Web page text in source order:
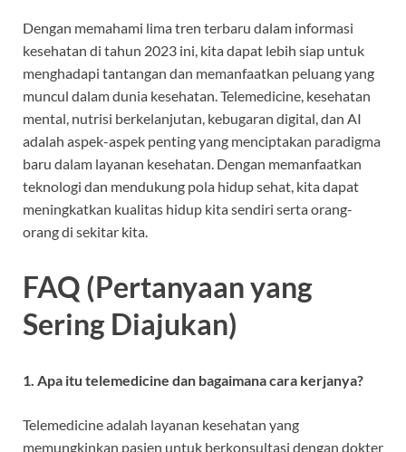
Dengan memahami lima tren terbaru dalam informasi
kesehatan di tahun 2023 ini, kita dapat lebih siap untuk
menghadapi tantangan dan memanfaatkan peluang yang
muncul dalam dunia kesehatan. Telemedicine, kesehatan
mental, nutrisi berkelanjutan, kebugaran digital, dan AI
adalah aspek-aspek penting yang menciptakan paradigma
baru dalam layanan kesehatan. Dengan memanfaatkan
teknologi dan mendukung pola hidup sehat, kita dapat
meningkatkan kualitas hidup kita sendiri serta orang-
orang di sekitar kita.
FAQ (Pertanyaan yang
Sering Diajukan)
1. Apa itu telemedicine dan bagaimana cara kerjanya?
Telemedicine adalah layanan kesehatan yang
memungkinkan pasien untuk berkonsultasi dengan dokter